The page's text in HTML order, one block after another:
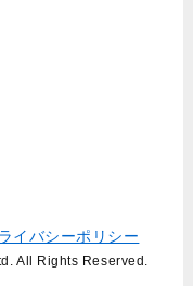
イバシーポリシー
All Rights Reserved.